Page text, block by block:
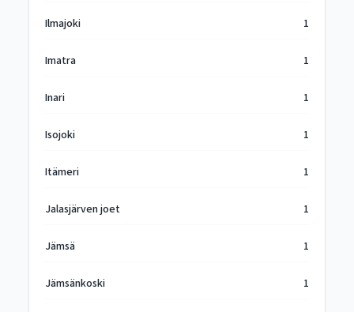
Ilmajoki 1
Imatra 1
Inari 1
Isojoki 1
Itämeri 1
Jalasjärven joet 1
Jämsä 1
Jämsänkoski 1